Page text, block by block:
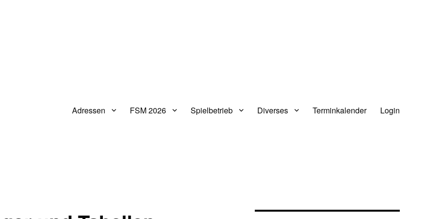
Adressen FSM 2026 Spielbetrieb Diverses Terminkalender Login